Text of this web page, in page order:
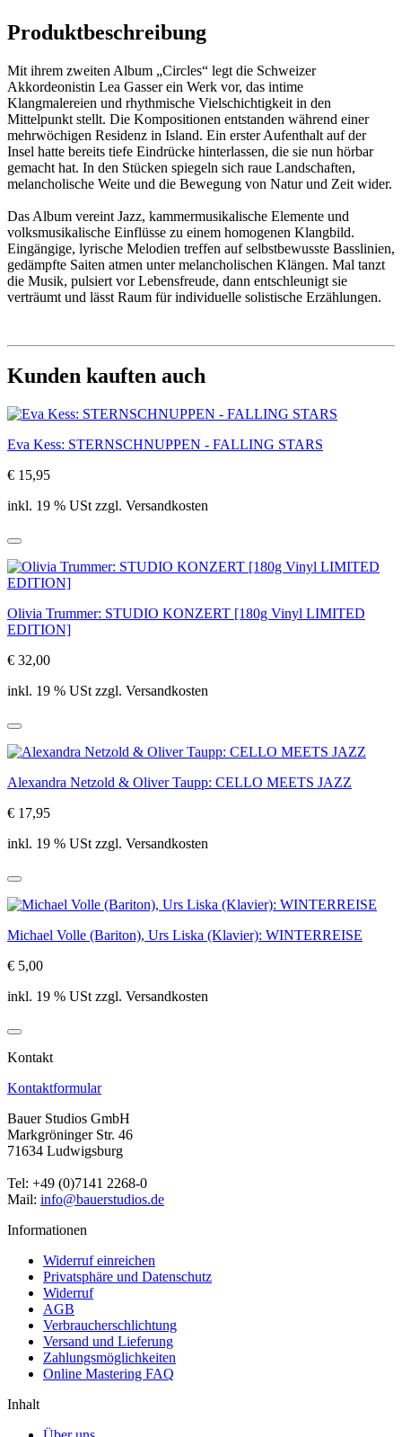
Produktbeschreibung
Mit ihrem zweiten Album „Circles“ legt die Schweizer
Akkordeonistin Lea Gasser ein Werk vor, das intime
Klangmalereien und rhythmische Vielschichtigkeit in den
Mittelpunkt stellt. Die Kompositionen entstanden während einer
mehrwöchigen Residenz in Island. Ein erster Aufenthalt auf der
Insel hatte bereits tiefe Eindrücke hinterlassen, die sie nun hörbar
gemacht hat. In den Stücken spiegeln sich raue Landschaften,
melancholische Weite und die Bewegung von Natur und Zeit wider.
Das Album vereint Jazz, kammermusikalische Elemente und
volksmusikalische Einflüsse zu einem homogenen Klangbild.
Eingängige, lyrische Melodien treffen auf selbstbewusste Basslinien,
gedämpfte Saiten atmen unter melancholischen Klängen. Mal tanzt
die Musik, pulsiert vor Lebensfreude, dann entschleunigt sie
verträumt und lässt Raum für individuelle solistische Erzählungen.
Kunden kauften auch
Eva Kess: STERNSCHNUPPEN - FALLING STARS
€ 15,95
inkl. 19 % USt zzgl. Versandkosten
Olivia Trummer: STUDIO KONZERT [180g Vinyl LIMITED
EDITION]
€ 32,00
inkl. 19 % USt zzgl. Versandkosten
Alexandra Netzold & Oliver Taupp: CELLO MEETS JAZZ
€ 17,95
inkl. 19 % USt zzgl. Versandkosten
Michael Volle (Bariton), Urs Liska (Klavier): WINTERREISE
€ 5,00
inkl. 19 % USt zzgl. Versandkosten
Kontakt
Kontaktformular
Bauer Studios GmbH
Markgröninger Str. 46
71634 Ludwigsburg
Tel: +49 (0)7141 2268-0
Mail: info@bauerstudios.de
Informationen
Widerruf einreichen
Privatsphäre und Datenschutz
Widerruf
AGB
Verbraucherschlichtung
Versand und Lieferung
Zahlungsmöglichkeiten
Online Mastering FAQ
Inhalt